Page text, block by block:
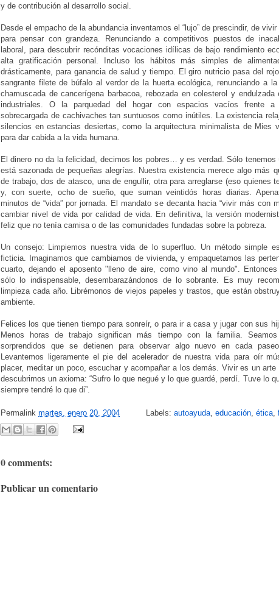
y de contribución al desarrollo social.
Desde el empacho de la abundancia inventamos el “lujo” de prescindir, de
para pensar con grandeza. Renunciando a competitivos puestos de
laboral, para descubrir recónditas vocaciones idílicas de bajo rendimiento
alta gratificación personal. Incluso los hábitos más simples de
drásticamente, para ganancia de salud y tiempo. El giro nutricio pasa del
sangrante filete de búfalo al verdor de la huerta ecológica, renunciando a
chamuscada de cancerígena barbacoa, rebozada en colesterol y endulzada
industriales. O la parquedad del hogar con espacios vacíos frente a
sobrecargada de cachivaches tan suntuosos como inútiles. La existencia
silencios en estancias desiertas, como la arquitectura minimalista de Mies
para dar cabida a la vida humana.
El dinero no da la felicidad, decimos los pobres… y es verdad. Sólo tenemos
está sazonada de pequeñas alegrías. Nuestra existencia merece algo más
de trabajo, dos de atasco, una de engullir, otra para arreglarse (eso quienes
y, con suerte, ocho de sueño, que suman veintidós horas diarias.
minutos de “vida” por jornada. El mandato se decanta hacia “vivir más con
cambiar nivel de vida por calidad de vida. En definitiva, la versión
feliz que no tenía camisa o de las comunidades fundadas sobre la pobreza.
Un consejo: Limpiemos nuestra vida de lo superfluo. Un método simple
ficticia. Imaginamos que cambiamos de vivienda, y empaquetamos las
cuarto, dejando el aposento "lleno de aire, como vino al mundo". Entonces
sólo lo indispensable, desembarazándonos de lo sobrante. Es muy
limpieza cada año. Librémonos de viejos papeles y trastos, que están
ambiente.
Felices los que tienen tiempo para sonreír, o para ir a casa y jugar con sus
Menos horas de trabajo significan más tiempo con la familia.
sorprendidos que se detienen para observar algo nuevo en cada
Levantemos ligeramente el pie del acelerador de nuestra vida para oír
placer, meditar un poco, escuchar y acompañar a los demás. Vivir es un arte
descubrimos un axioma: “Sufro lo que negué y lo que guardé, perdí. Tuve lo
siempre tendré lo que di”.
Permalink martes, enero 20, 2004 Labels: autoayuda, educación, ética,
0 comments:
Publicar un comentario